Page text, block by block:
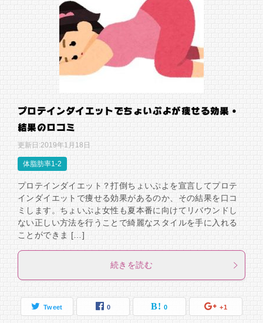
プロテインダイエットでちょいぷよが痩せる効果・
結果の口コミ
更新日:2019年1月18日
体脂肪率1-2
プロテインダイエット？打倒ちょいぷよを宣言してプロテ
インダイエットで痩せる効果があるのか、その結果を口コ
ミします。ちょいぷよ女性も夏本番に向けてリバウンドし
ない正しい方法を行うことで綺麗なスタイルを手に入れる
ことができま […]
続きを読む
Tweet 0 0 +1